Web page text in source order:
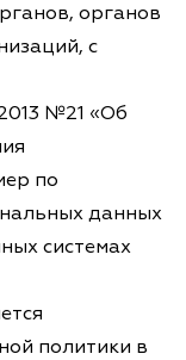
органов
с
№21 «Об
по
данных
системах
политики в